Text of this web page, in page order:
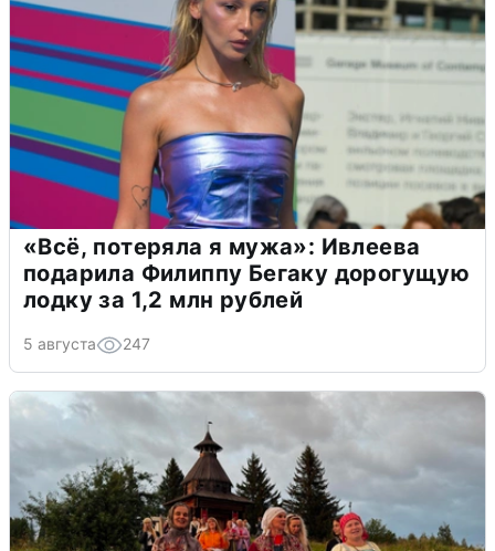
«Всё, потеряла я мужа»: Ивлеева
подарила Филиппу Бегаку дорогущую
лодку за 1,2 млн рублей
5 августа 247